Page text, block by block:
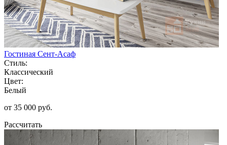
Гостиная Сент-Асаф
Стиль:
Классический
Цвет:
Белый
от 35 000 руб.
Рассчитать